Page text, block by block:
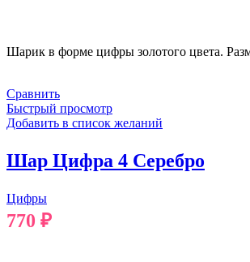
Шарик в форме цифры золотого цвета.
Сравнить
Быстрый просмотр
Добавить в список желаний
Шар Цифра 4 Серебро
Цифры
770 ₽